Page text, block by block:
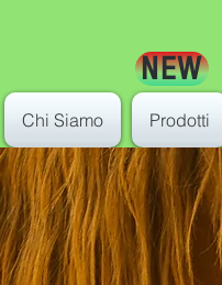
NEW
Chi Siamo Prodotti